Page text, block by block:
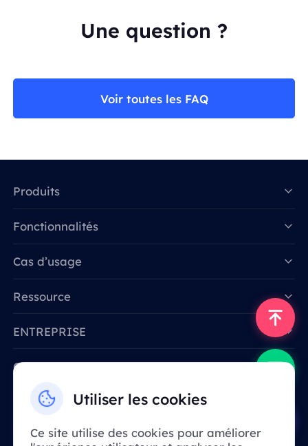
Une question ?
Voir toutes les FAQ
Utiliser les cookies
Ce site utilise des cookies pour améliorer
Produits
Fonctionnalités
Cas d’usage
Ressource
ENTREPRISE
Contactez-nous
Email: support@smartproxy.org